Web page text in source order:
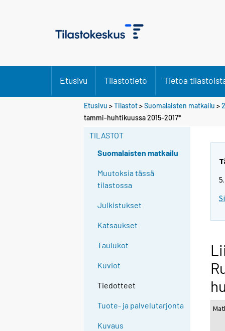
Etusivu Tilastotieto Tietoa
Etusivu >Tilastot>Suomalaisten matkailu >
tammi-huhtikuussa 2015-2017*
TILASTOT
Suomalaisten matkailu
Muutoksia tässä
tilastossa
Julkistukset
Katsaukset
Taulukot
Kuviot
Tiedotteet
Tuote- ja palvelutarjonta
Kuvaus